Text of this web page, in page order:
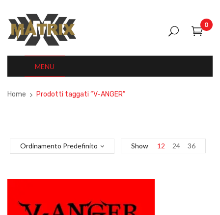
0
MENU
Home Prodotti taggati “V-ANGER”
Ordinamento Predefinito Show 12 24 36